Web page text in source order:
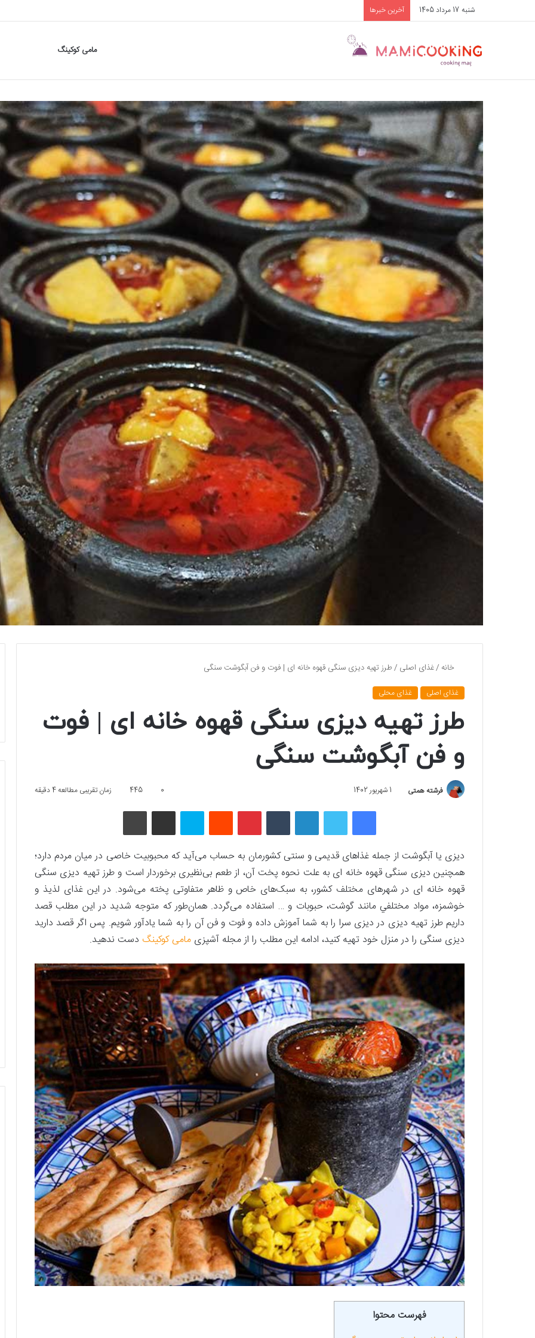
شنبه 17 مرداد 1405 آخرین خبرها
مامی کوکینگ
خانه /غذای اصلی /طرز تهیه دیزی سنگی قهوه خانه ای | فوت و فن آبگوشت سنگی
غذای اصلی غذای محلی
طرز تهیه دیزی سنگی قهوه خانه ای | فوت
و فن آبگوشت سنگی
فرشته همتی 1 شهریور 1402 0
445 زمان تقریبی مطالعه 4 دقیقه
فیسبوک لینکداین پینتریست اسکایپ
ديزی يا آبگوشت از جمله غذاهای قديمی و سنتی کشورمان به حساب می‌آید که محبوبيت خاصی در میان مردم دارد؛
همچنین دیزی سنگی قهوه خانه ای به علت نحوه پخت آن، از طعم بی‌نظیری برخوردار است و طرز تهیه دیزی سنگی
قهوه خانه ای در شهرهای مختلف کشور، به سبک‌های خاص و ظاهر متفاوتی پخته می‌شود. در اين غذای لذيذ و
خوشمزه، مواد مختلفي مانند گوشت، حبوبات و … استفاده می‌گردد. همان‌طور که متوجه شدید در این مطلب قصد
داریم طرز تهیه دیزی در دیزی سرا را به شما آموزش داده و فوت و فن آن را به شما یادآور شویم. پس اگر قصد دارید
دیزی سنگی را در منزل خود تهیه کنید، ادامه این مطلب را از مجله آشپزی مامی کوکینگ دست ندهید.
فهرست محتوا